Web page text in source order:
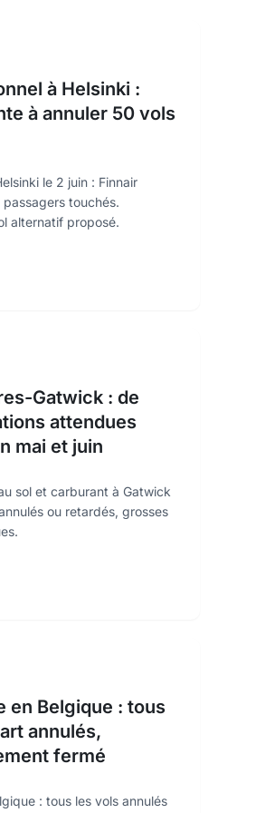
à Helsinki :
à annuler 50 vols
le 2 juin : Finnair
touchés.
alternatif proposé.
Gatwick : de
attendues
mai et juin
sol et carburant à Gatwick
ou retardés, grosses
en Belgique : tous
annulés,
fermé
: tous les vols annulés